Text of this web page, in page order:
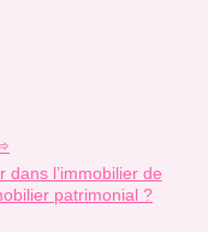
dans l’immobilier de
patrimonial ?